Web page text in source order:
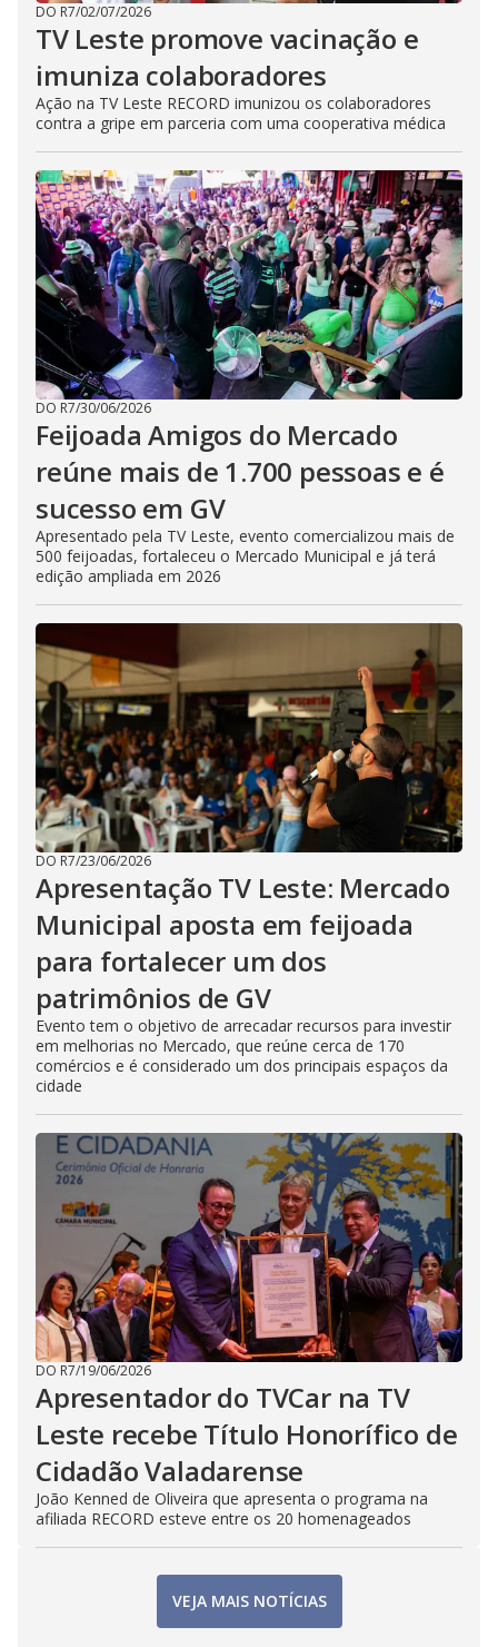
DO R7/02/07/2026
TV Leste promove vacinação e
imuniza colaboradores
Ação na TV Leste RECORD imunizou os colaboradores
contra a gripe em parceria com uma cooperativa médica
DO R7/30/06/2026
Feijoada Amigos do Mercado
reúne mais de 1.700 pessoas e é
sucesso em GV
Apresentado pela TV Leste, evento comercializou mais de
500 feijoadas, fortaleceu o Mercado Municipal e já terá
edição ampliada em 2026
DO R7/23/06/2026
Apresentação TV Leste: Mercado
Municipal aposta em feijoada
para fortalecer um dos
patrimônios de GV
Evento tem o objetivo de arrecadar recursos para investir
em melhorias no Mercado, que reúne cerca de 170
comércios e é considerado um dos principais espaços da
cidade
DO R7/19/06/2026
Apresentador do TVCar na TV
Leste recebe Título Honorífico de
Cidadão Valadarense
João Kenned de Oliveira que apresenta o programa na
afiliada RECORD esteve entre os 20 homenageados
VEJA MAIS NOTÍCIAS